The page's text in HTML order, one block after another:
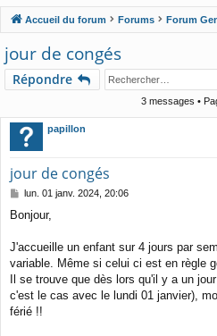
co
ur
cis
u
m
s
Accueil du forum Forums Forum
jour de congés
Répondre
3 messages •
papillon
jour de congés
M
s
a
g
lun. 01 janv. 2024, 20:06
Bonjour,
J'accueille un enfant sur 4 jours par
variable. Même si celui ci est en règle
Il se trouve que dès lors qu'il y a un
c'est le cas avec le lundi 01 janvier),
férié !!